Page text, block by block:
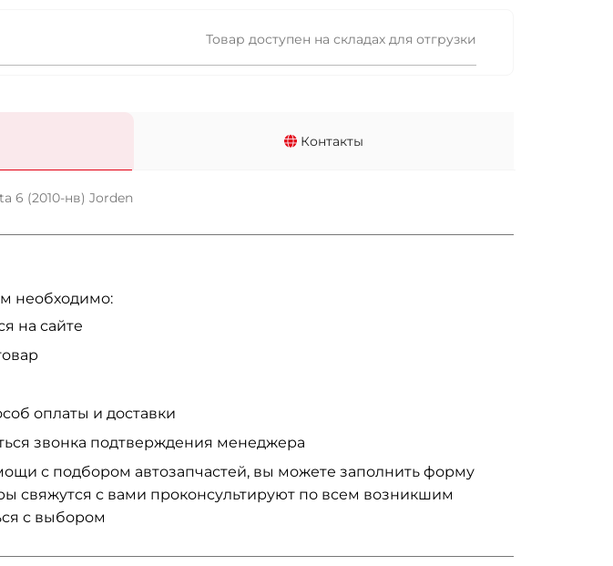
Товар доступен на складах для отгрузки
Контакты
6 (2010-нв) Jorden
необходимо:
на сайте
оплаты и доставки
звонка подтверждения менеджера
с подбором автозапчастей, вы можете заполнить форму
свяжутся с вами проконсультируют по всем возникшим
с выбором